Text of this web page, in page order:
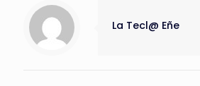
La Tecl@ Eñe